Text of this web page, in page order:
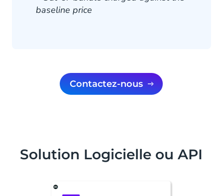
baseline price
Contactez-nous
Solution Logicielle ou API